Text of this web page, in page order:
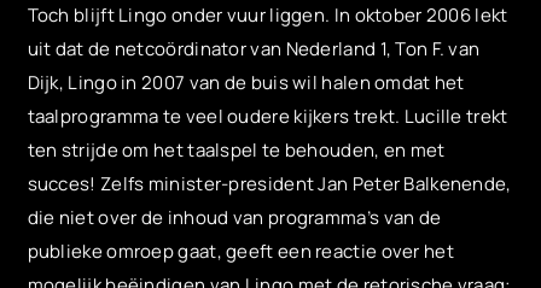
Toch blijft Lingo onder vuur liggen. In oktober 2006 lekt
uit dat de netcoördinator van Nederland 1, Ton F. van
Dijk, Lingo in 2007 van de buis wil halen omdat het
taalprogramma te veel oudere kijkers trekt. Lucille trekt
ten strijde om het taalspel te behouden, en met
succes! Zelfs minister-president Jan Peter Balkenende,
die niet over de inhoud van programma’s van de
publieke omroep gaat, geeft een reactie over het